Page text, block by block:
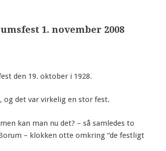
1. november 2008
den 19. oktober i 1928.
og det var virkelig en stor fest.
kan man nu det? – så samledes to
– klokken otte omkring “de festligt